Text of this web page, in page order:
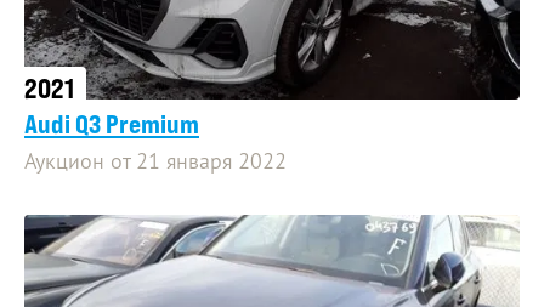
2021
Audi Q3 Premium
Аукцион от 21 января 2022